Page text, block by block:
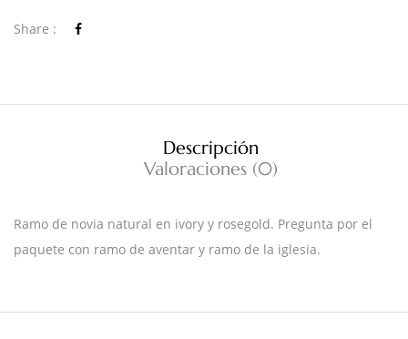
Share :
Descripción
Valoraciones (0)
Ramo de novia natural en ivory y rosegold. Pregunta por el
paquete con ramo de aventar y ramo de la iglesia.